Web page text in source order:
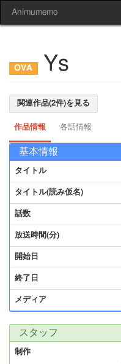
Animumemo
Ys
関連作品(2件)を見る
作品情報 各話情報
基本情報
タイトル
タイトル(読み仮名)
話数
放送時間(分)
開始日
終了日
メディア
スタッフ
制作